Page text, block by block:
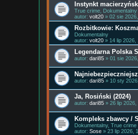
Instynkt
True crime, Dokumentalny
autor: volt20 » 02 sie
Rozbitkowie:
Dokumentalny
autor: volt20 » 14 lip 2026,
Legendarna Polska
autor: dari85 » 01 sie
autor: dari85 » 10 sty
Ja, Rosiński (2024)
autor: dari85 » 26 lip 2026,
Kompleks zbawcy /
Dokumentalny, True crime
autor: Sose » 23 lip 2026,